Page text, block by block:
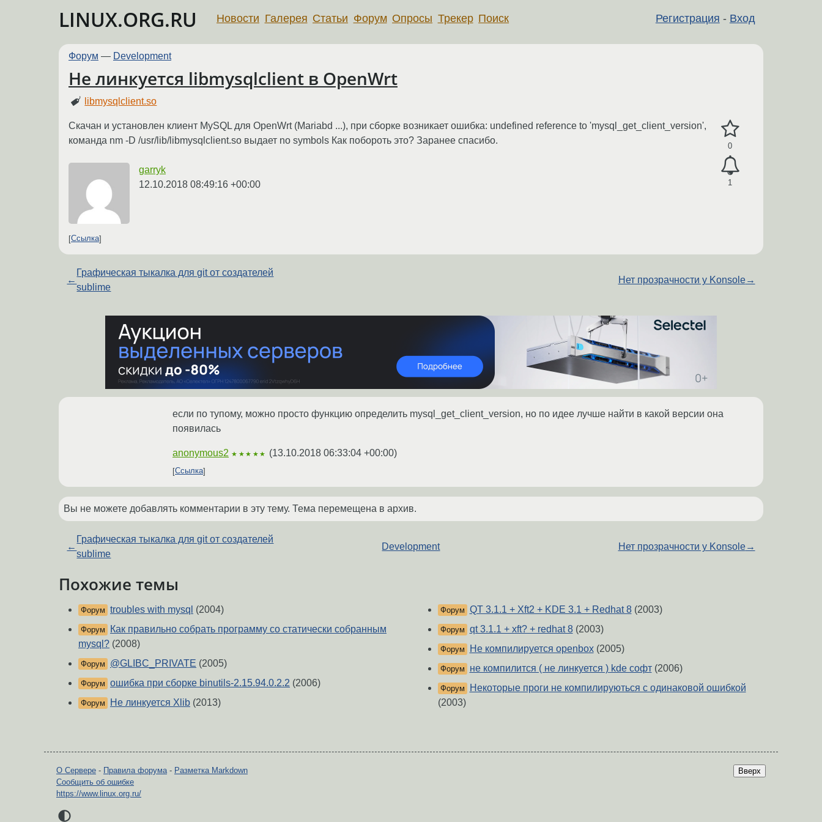
LINUX.ORG.RU Регистрация - Вход
Новости Галерея Статьи Форум Опросы Трекер Поиск
Форум — Development
Не линкуется libmysqlclient в OpenWrt
libmysqlclient.so
0
1
Скачан и установлен клиент MySQL для OpenWrt (Mariabd ...), при сборке возникает ошибка: undefined reference to 'mysql_get_client_version',
команда nm -D /usr/lib/libmysqlclient.so выдает no symbols Как побороть это? Заранее спасибо.
garryk
12.10.2018 08:49:16 +00:00
Ссылка
←
Графическая тыкалка для git от создателей
sublime
Нет прозрачности у Konsole→
если по тупому, можно просто функцию определить mysql_get_client_version, но по идее лучше найти в какой версии она
появилась
anonymous2 ★★★★★ (13.10.2018 06:33:04 +00:00)
Ссылка
Вы не можете добавлять комментарии в эту тему. Тема перемещена в архив.
←
Графическая тыкалка для git от создателей
sublime
Development Нет прозрачности у Konsole→
Похожие темы
Форум troubles with mysql (2004)
Форум
Как правильно собрать программу со статически собранным
mysql? (2008)
Форум @GLIBC_PRIVATE (2005)
Форум ошибка при сборке binutils-2.15.94.0.2.2 (2006)
Форум Не линкуется Xlib (2013)
Форум QT 3.1.1 + Xft2 + KDE 3.1 + Redhat 8(2003)
Форум qt 3.1.1 + xft? + redhat 8(2003)
Форум Не компилируется openbox(2005)
Форум не компилится ( не линкуется ) kde софт(2006)
Форум
Некоторые проги не компилируються с одинаковой ошибкой
(2003)
Вверх
О Сервере - Правила форума- Разметка Markdown
Сообщить об ошибке
https://www.linux.org.ru/